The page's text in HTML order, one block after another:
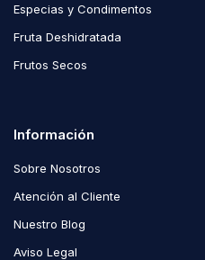
Especias y Condimentos
Fruta Deshidratada
Frutos Secos
Información
Sobre Nosotros
Atención al Cliente
Nuestro Blog
Aviso Legal